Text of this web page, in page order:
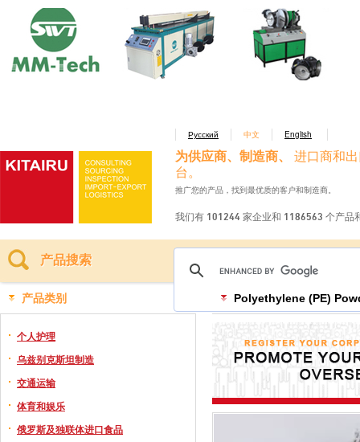
Русский 中文 English
为供应商、制造商、
进口商和
台。
推广您的产品，找到最优质的客户和制造商。
我们有 101244 家企业和 1186563 个产品
产品搜索
产品类别
个人护理
乌兹别克斯坦制造
交通运输
体育和娱乐
俄罗斯及独联体进口食品
Polyethylene (PE)